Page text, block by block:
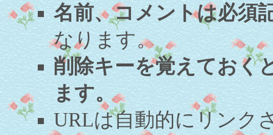
名前、コメントは必須
なります。
削除キーを覚えておく
ます。
URLは自動的にリンク